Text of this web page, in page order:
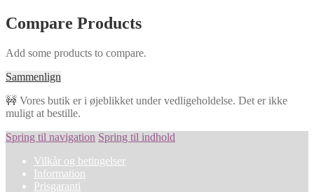
Compare Products
Add some products to compare.
Sammenlign
🚧 Vores butik er i øjeblikket under vedligeholdelse. Det er ikke
muligt at bestille.
Spring til navigation Spring til indhold
Vilkår og betingelser
Information
Prisgaranti